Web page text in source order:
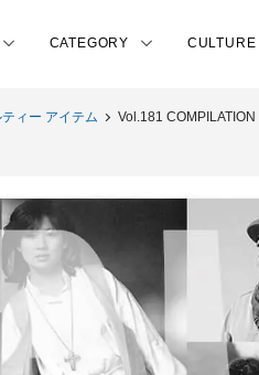
CATEGORY CULTURE
ィー アイテム Vol.181